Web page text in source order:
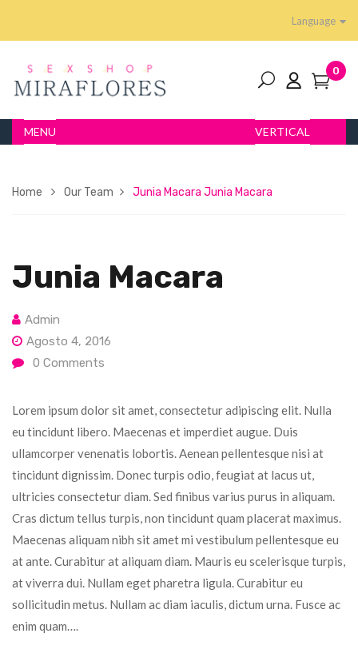
Language
0
MENU VERTICAL
Home Our Team Junia Macara Junia Macara
Junia Macara
Admin
Agosto 4, 2016
0 Comments
Lorem ipsum dolor sit amet, consectetur adipiscing elit. Nulla
eu tincidunt libero. Maecenas et imperdiet augue. Duis
ullamcorper venenatis lobortis. Aenean pellentesque nisi at
tincidunt dignissim. Donec turpis odio, feugiat at lacus ut,
ultricies consectetur diam. Sed finibus varius purus in aliquam.
Cras dictum tellus turpis, non tincidunt quam placerat maximus.
Maecenas aliquam nibh sit amet mi vestibulum pellentesque eu
at ante. Curabitur at aliquam diam. Mauris eu scelerisque turpis,
at viverra dui. Nullam eget pharetra ligula. Curabitur eu
sollicitudin metus. Nullam ac diam iaculis, dictum urna. Fusce ac
enim quam….